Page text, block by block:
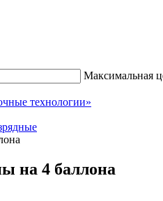
Максимальная
технологии»
на 4 баллона